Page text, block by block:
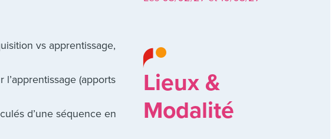
vs apprentissage,
(apports
d’une séquence en
Lieux &
Modalité